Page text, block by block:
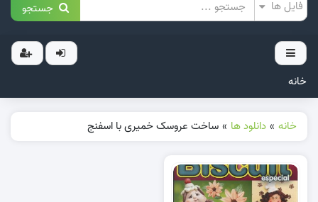
جستجو
خانه
خانه » دانلود ها » ساخت عروسک خمیری با اسفنج